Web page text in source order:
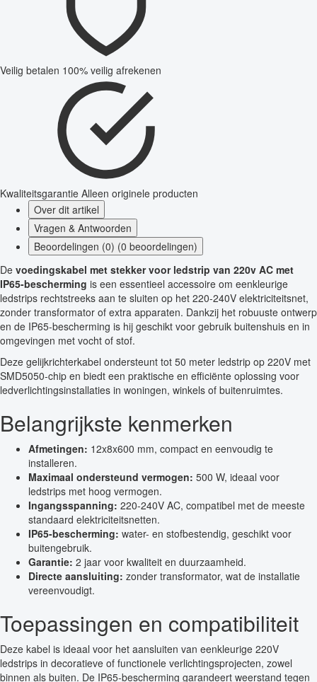
Veilig betalen 100% veilig afrekenen
Kwaliteitsgarantie Alleen originele producten
Over dit artikel
Vragen & Antwoorden
Beoordelingen (0) (0 beoordelingen)
De voedingskabel met stekker voor ledstrip van 220v AC met
IP65-bescherming is een essentieel accessoire om eenkleurige
ledstrips rechtstreeks aan te sluiten op het 220-240V elektriciteitsnet,
zonder transformator of extra apparaten. Dankzij het robuuste ontwerp
en de IP65-bescherming is hij geschikt voor gebruik buitenshuis en in
omgevingen met vocht of stof.
Deze gelijkrichterkabel ondersteunt tot 50 meter ledstrip op 220V met
SMD5050-chip en biedt een praktische en efficiënte oplossing voor
ledverlichtingsinstallaties in woningen, winkels of buitenruimtes.
Belangrijkste kenmerken
Afmetingen: 12x8x600 mm, compact en eenvoudig te
installeren.
Maximaal ondersteund vermogen: 500 W, ideaal voor
ledstrips met hoog vermogen.
Ingangsspanning: 220-240V AC, compatibel met de meeste
standaard elektriciteitsnetten.
IP65-bescherming: water- en stofbestendig, geschikt voor
buitengebruik.
Garantie: 2 jaar voor kwaliteit en duurzaamheid.
Directe aansluiting: zonder transformator, wat de installatie
vereenvoudigt.
Toepassingen en compatibiliteit
Deze kabel is ideaal voor het aansluiten van eenkleurige 220V
ledstrips in decoratieve of functionele verlichtingsprojecten, zowel
binnen als buiten. De IP65-bescherming garandeert weerstand tegen